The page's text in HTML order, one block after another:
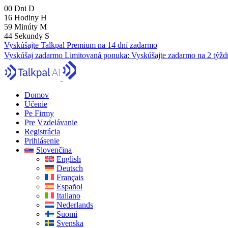
00 Dni D
16 Hodiny H
59 Minúty M
43 Sekundy S
Vyskúšajte Talkpal Premium na 14 dní zadarmo
Vyskúšaj zadarmo Limitovaná ponuka: Vyskúšajte zadarmo na 2
Domov
Učenie
Pe Firmy
Pre Vzdelávanie
Registrácia
Prihlásenie
Slovenčina
English
Deutsch
Français
Español
Italiano
Nederlands
Suomi
Svenska